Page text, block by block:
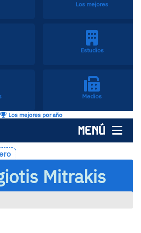
Los mejores
Estudios
Medios
Los mejores por año
MENÚ
Mitrakis